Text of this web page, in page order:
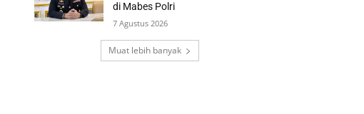
di Mabes Polri
7 Agustus 2026
Muat lebih banyak